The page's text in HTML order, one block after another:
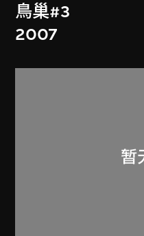
鳥巢#3
2007